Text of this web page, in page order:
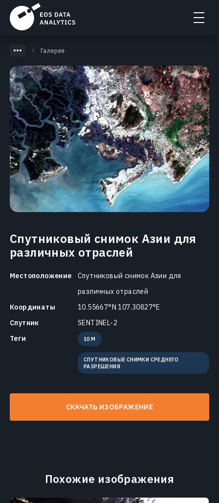
Галерея
Спутниковый снимок Азии для
различных отраслей
Местоположение
Спутниковый снимок Азии для
различных отраслей
Координаты
10.55667°N 107.30827°E
Спутник
SENTINEL-2
Теги
10 M
СПУТНИКОВЫЕ СНИМКИ СРЕДНЕГО
РАЗРЕШЕНИЯ
СКАЧАТЬ ИЗОБРАЖЕНИЕ
Похожие изображения